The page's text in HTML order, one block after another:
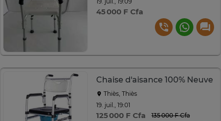
45 000 F Cfa
Chaise d'aisance 100% Neuve
Thiès, Thiès
19. juil., 19:01
125 000 F Cfa 135 000 F Cfa